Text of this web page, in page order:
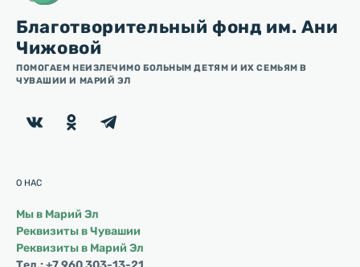
Благотворительный фонд им. Ани
Чижовой
ПОМОГАЕМ НЕИЗЛЕЧИМО БОЛЬНЫМ ДЕТЯМ И ИХ СЕМЬЯМ В
ЧУВАШИИ И МАРИЙ ЭЛ
О НАС
Мы в Марий Эл
Реквизиты в Чувашии
Реквизиты в Марий Эл